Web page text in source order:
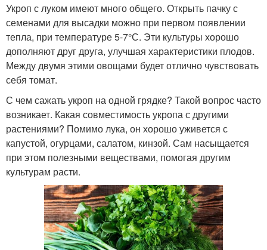
Укроп с луком имеют много общего. Открыть пачку с
семенами для высадки можно при первом появлении
тепла, при температуре 5-7°С. Эти культуры хорошо
дополняют друг друга, улучшая характеристики плодов.
Между двумя этими овощами будет отлично чувствовать
себя томат.
С чем сажать укроп на одной грядке? Такой вопрос часто
возникает. Какая совместимость укропа с другими
растениями? Помимо лука, он хорошо уживется с
капустой, огурцами, салатом, кинзой. Сам насыщается
при этом полезными веществами, помогая другим
культурам расти.